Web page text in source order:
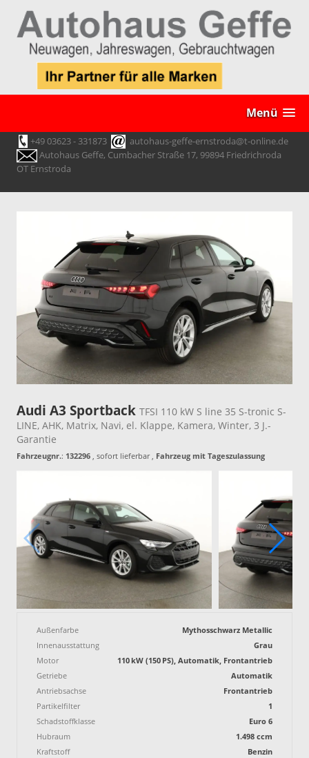
Menü
+49 03623 - 331873
autohaus-geffe-ernstroda@t-online.de
Autohaus Geffe, Cumbacher Straße 17, 99894 Friedrichroda
OT Ernstroda
Audi A3 Sportback TFSI 110 kW S line 35 S-tronic S-
LINE, AHK, Matrix, Navi, el. Klappe, Kamera, Winter, 3 J.-
Garantie
Fahrzeugnr.: 132296 , sofort lieferbar, Fahrzeug mit Tageszulassung
Außenfarbe
Mythosschwarz Metallic
Innenausstattung
Grau
Motor
110 kW (150 PS), Automatik, Frontantrieb
Getriebe
Automatik
Antriebsachse
Frontantrieb
Partikelfilter
1
Schadstoffklasse
Euro 6
Hubraum
1.498 ccm
Kraftstoff
Benzin